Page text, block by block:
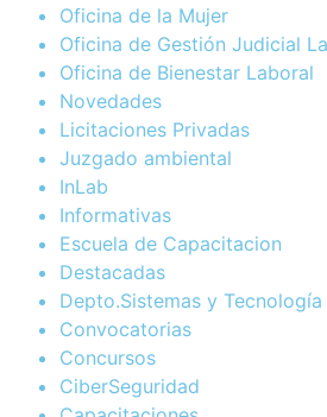
Oficina de la Mujer
Oficina de Gestión Judicial
Oficina de Bienestar Laboral
Novedades
Licitaciones Privadas
Juzgado ambiental
InLab
Informativas
Escuela de Capacitacion
Destacadas
Depto.Sistemas y
Convocatorias
Concursos
CiberSeguridad